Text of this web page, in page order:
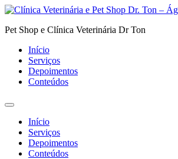
Pular
o
Pet Shop e Clínica Veterinária Dr Ton
Início
Serviços
Depoimentos
Conteúdos
Início
Serviços
Depoimentos
Conteúdos